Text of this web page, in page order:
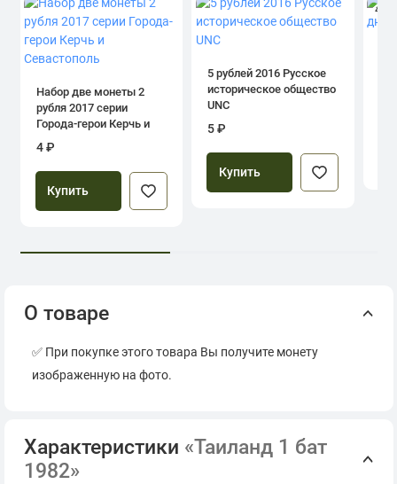
Набор две монеты 2
рубля 2017 серии
Города-герои Керчь и
4 ₽
Купить
5 рублей 2016 Русское
историческое общество
UNC
5 ₽
Купить
4.0
О товаре
✅ При покупке этого товара Вы получите монету
изображенную на фото.
Характеристики «Таиланд 1 бат
1982»